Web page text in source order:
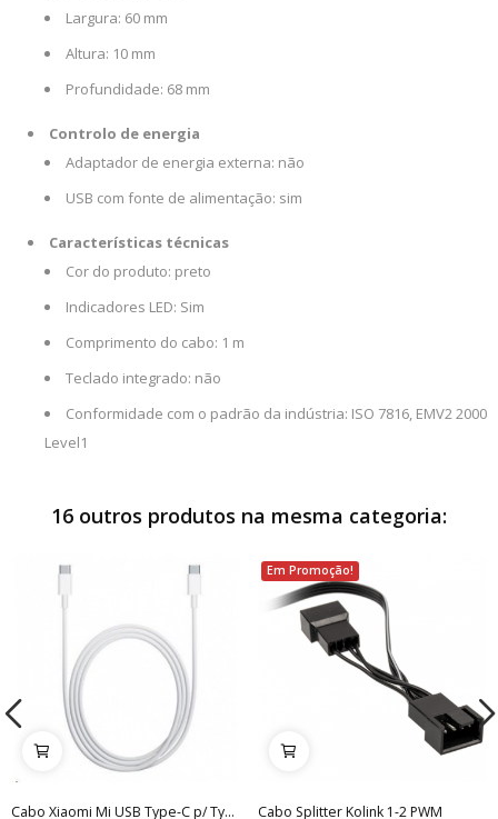
Largura: 60 mm
Altura: 10 mm
Profundidade: 68 mm
Controlo de energia
Adaptador de energia externa: não
USB com fonte de alimentação: sim
Características técnicas
Cor do produto: preto
Indicadores LED: Sim
Comprimento do cabo: 1 m
Teclado integrado: não
Conformidade com o padrão da indústria: ISO 7816, EMV2 2000
Level1
16 outros produtos na mesma categoria:
Cabo Xiaomi Mi USB Type-C p/ Type-C 1.5m Branco
Em Promoção!
Cabo Splitter Kolink 1-2 PWM